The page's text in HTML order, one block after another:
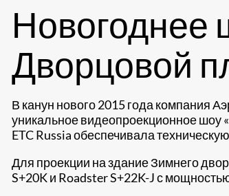
Новогоднее
Дворцовой
В канун нового 2015 года компания
уникальное видеопроекционное шоу
ETC Russia обеспечивала
Для проекции на здание Зимнего
S+20K и Roadster S+22K-J с